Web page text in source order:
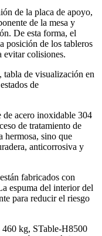
de la placa de apoyo,
de la mesa y
De esta forma, el
posición de los tableros
evitar colisiones.
de visualización en
de
de acero inoxidable 304
de tratamiento de
hermosa, sino que
anticorrosiva y
fabricados con
espuma del interior del
para reducir el riesgo
460 kg, STable-H8500